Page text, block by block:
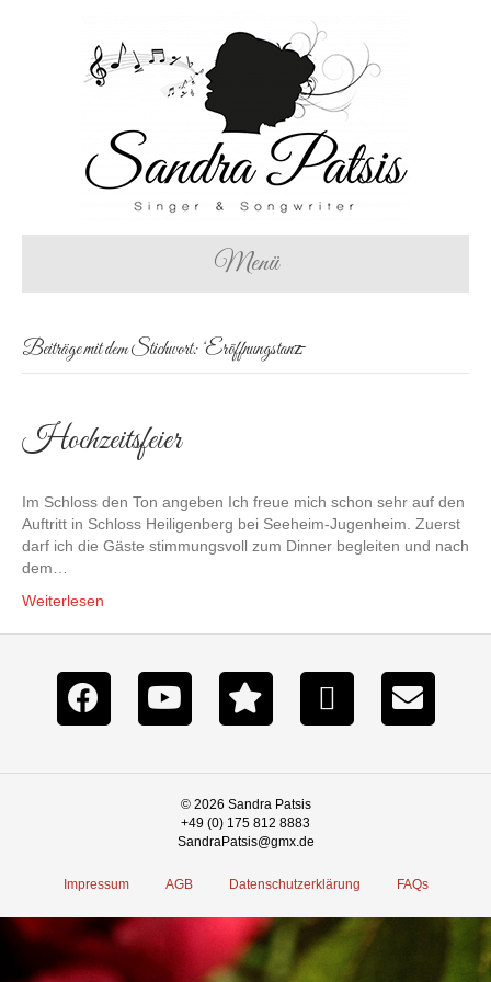
Menü
Beiträge mit dem Stichwort: ‘Eröffnungstanz̵
Hochzeitsfeier
Im Schloss den Ton angeben Ich freue mich schon sehr auf den
Auftritt in Schloss Heiligenberg bei Seeheim-Jugenheim. Zuerst
darf ich die Gäste stimmungsvoll zum Dinner begleiten und nach
dem…
Weiterlesen
© 2026 Sandra Patsis
+49 (0) 175 812 8883
SandraPatsis@gmx.de
Impressum AGB Datenschutzerklärung FAQs